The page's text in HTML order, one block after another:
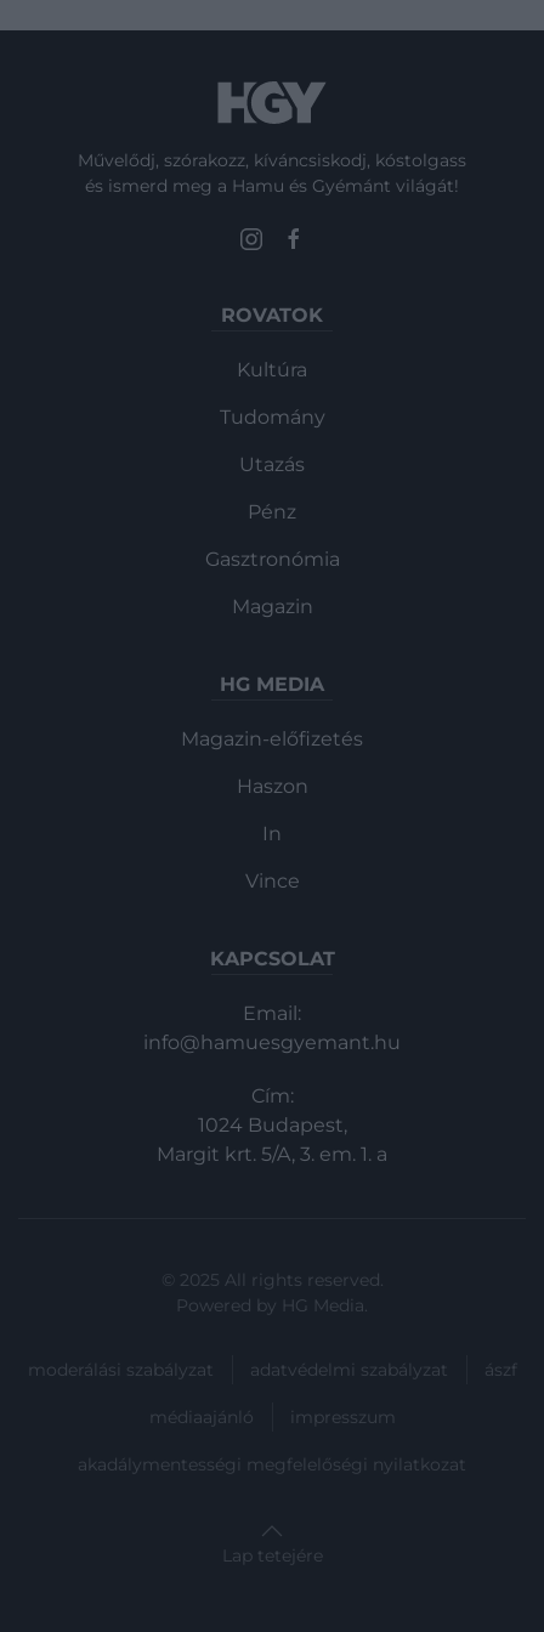
Művelődj, szórakozz, kíváncsiskodj, kóstolgass
és ismerd meg a Hamu és Gyémánt világát!
ROVATOK
Kultúra
Tudomány
Utazás
Pénz
Gasztronómia
Magazin
HG MEDIA
Magazin-előfizetés
Haszon
In
Vince
KAPCSOLAT
Email:
info@hamuesgyemant.hu
Cím:
1024 Budapest,
Margit krt. 5/A, 3. em. 1. a
© 2025 All rights reserved.
Powered by HG Media.
moderálási szabályzat adatvédelmi szabályzat ászf
médiaajánló impresszum
akadálymentességi megfelelőségi nyilatkozat
Lap tetejére